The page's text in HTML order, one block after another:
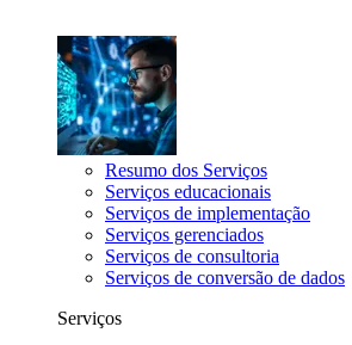
Resumo dos Serviços
Serviços educacionais
Serviços de implementação
Serviços gerenciados
Serviços de consultoria
Serviços de conversão de dados
Serviços